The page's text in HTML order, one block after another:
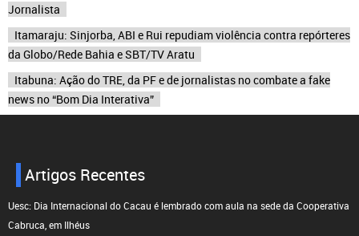
Jornalista
Itamaraju: Sinjorba, ABI e Rui repudiam violência contra repórteres
da Globo/Rede Bahia e SBT/TV Aratu
Itabuna: Ação do TRE, da PF e de jornalistas no combate a fake
news no “Bom Dia Interativa”
Artigos Recentes
Uesc: Dia Internacional do Cacau é lembrado com aula na sede da Cooperativa
Cabruca, em Ilhéus